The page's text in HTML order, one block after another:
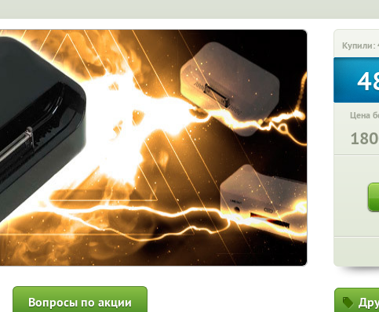
Купили:
Цена
Вопросы по акции